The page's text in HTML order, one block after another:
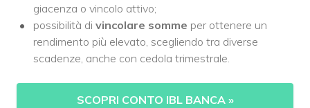
giacenza o vincolo attivo;
possibilità di vincolare somme per ottenere un
rendimento più elevato, scegliendo tra diverse
scadenze, anche con cedola trimestrale.
SCOPRI CONTO IBL BANCA »